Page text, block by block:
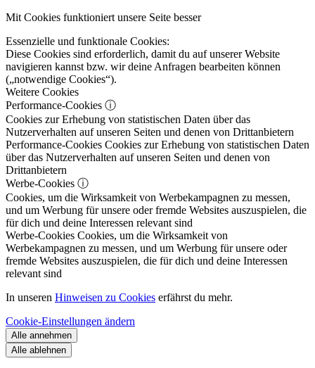
Mit Cookies funktioniert unsere Seite besser
Essenzielle und funktionale Cookies:
Diese Cookies sind erforderlich, damit du auf unserer Website
navigieren kannst bzw. wir deine Anfragen bearbeiten können
(„notwendige Cookies“).
Weitere Cookies
Performance-Cookies ⓘ
Cookies zur Erhebung von statistischen Daten über das
Nutzerverhalten auf unseren Seiten und denen von Drittanbietern
Performance-Cookies Cookies zur Erhebung von statistischen Daten
über das Nutzerverhalten auf unseren Seiten und denen von
Drittanbietern
Werbe-Cookies ⓘ
Cookies, um die Wirksamkeit von Werbekampagnen zu messen,
und um Werbung für unsere oder fremde Websites auszuspielen, die
für dich und deine Interessen relevant sind
Werbe-Cookies Cookies, um die Wirksamkeit von
Werbekampagnen zu messen, und um Werbung für unsere oder
fremde Websites auszuspielen, die für dich und deine Interessen
relevant sind
In unseren Hinweisen zu Cookies erfährst du mehr.
Cookie-Einstellungen ändern
Alle annehmen
Alle ablehnen